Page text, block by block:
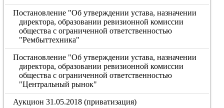
Постановление "Об утверждении устава, назначении
директора, образовании ревизионной комиссии
общества с ограниченной ответственностью
"Рембыттехника"
Постановление "Об утверждении устава, назначении
директора, образовании ревизионной комиссии
общества с ограниченной ответственностью
"Центральный рынок"
Аукцион 31.05.2018 (приватизация)